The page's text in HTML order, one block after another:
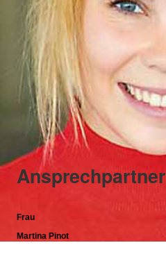
Ansprechpartner
Frau
Martina Pinot